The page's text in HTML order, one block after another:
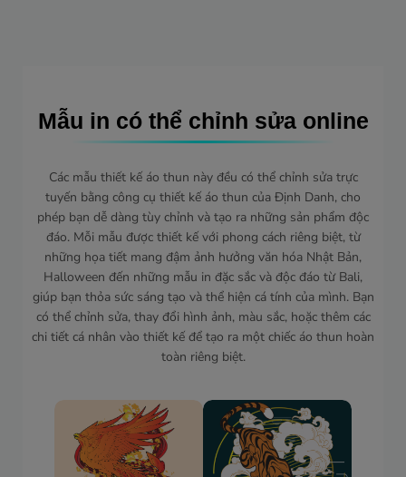
Mẫu in có thể chỉnh sửa online
Các mẫu thiết kế áo thun này đều có thể chỉnh sửa trực
tuyến bằng công cụ thiết kế áo thun của Định Danh, cho
phép bạn dễ dàng tùy chỉnh và tạo ra những sản phẩm độc
đáo. Mỗi mẫu được thiết kế với phong cách riêng biệt, từ
những họa tiết mang đậm ảnh hưởng văn hóa Nhật Bản,
Halloween đến những mẫu in đặc sắc và độc đáo từ Bali,
giúp bạn thỏa sức sáng tạo và thể hiện cá tính của mình. Bạn
có thể chỉnh sửa, thay đổi hình ảnh, màu sắc, hoặc thêm các
chi tiết cá nhân vào thiết kế để tạo ra một chiếc áo thun hoàn
toàn riêng biệt.